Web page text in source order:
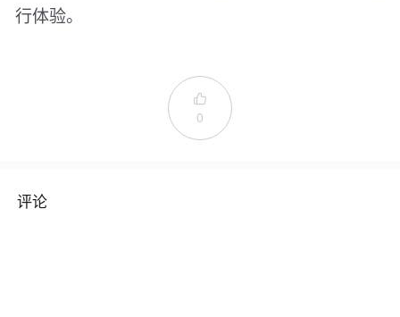
行体验。

0
评论